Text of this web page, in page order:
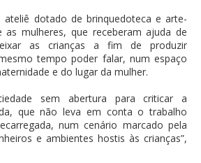
dotado de brinquedoteca e arte-
as mulheres, que receberam ajuda de
as crianças a fim de produzir
tempo poder falar, num espaço
e do lugar da mulher.
sem abertura para criticar a
que não leva em conta o trabalho
num cenário marcado pela
e ambientes hostis às crianças”,